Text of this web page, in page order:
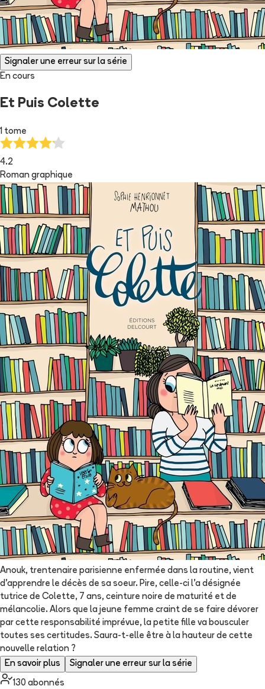
Signaler une erreur sur la série
En cours
Et Puis Colette
1 tome
4.2
Roman graphique
Anouk, trentenaire parisienne enfermée dans la routine, vient
d'apprendre le décès de sa soeur. Pire, celle-ci l'a désignée
tutrice de Colette, 7 ans, ceinture noire de maturité et de
mélancolie. Alors que la jeune femme craint de se faire dévorer
par cette responsabilité imprévue, la petite fille va bousculer
toutes ses certitudes. Saura-t-elle être à la hauteur de cette
nouvelle relation ?
En savoir plus
Signaler une erreur sur la série
130 abonnés